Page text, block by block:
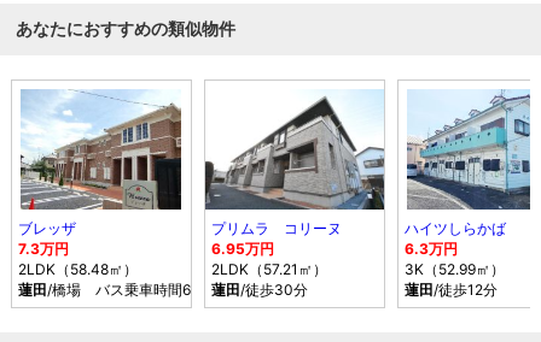
あなたにおすすめの類似物件
ブレッザ
7.3万円
2LDK（58.48㎡）
蓮田/橋場 バス乗車時間6分 停歩4分
プリムラ コリーヌ
6.95万円
2LDK（57.21㎡）
蓮田/徒歩30分
ハイツしらかば
6.3万円
3K（52.99㎡）
蓮田/徒歩12分